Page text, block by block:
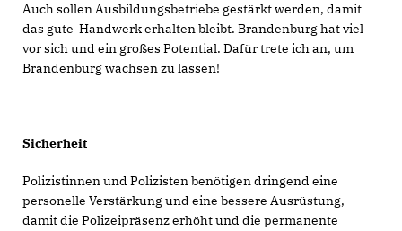
Auch sollen Ausbildungsbetriebe gestärkt werden, damit
das gute Handwerk erhalten bleibt. Brandenburg hat viel
vor sich und ein großes Potential. Dafür trete ich an, um
Brandenburg wachsen zu lassen!
Sicherheit
Polizistinnen und Polizisten benötigen dringend eine
personelle Verstärkung und eine bessere Ausrüstung,
damit die Polizeipräsenz erhöht und die permanente